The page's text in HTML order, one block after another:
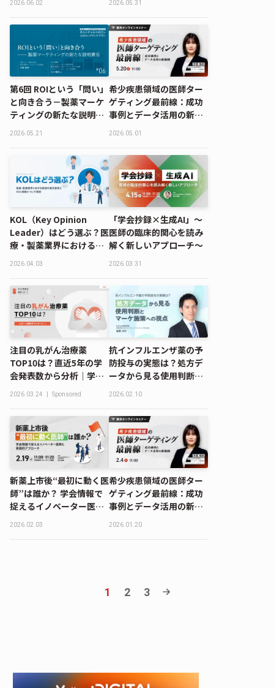
キスポ 2026
2026.06.02
キスポ 2026
2026.05.31
第6回 ROIという「問い」
と向き合う－製薬マーケ
ティングの新たな説明責
任｜製薬マーケ部門担当
ル時代の包括的なブラン
2026.05.21
希少疾患領域の医師ター
ゲティング最前線：成功
事例とデータ活用の新戦
略
2026.05.01
KOL（Key Opinion
Leader）はどう選ぶ？医
療・製薬業界における医
師の選定基準とKOL戦略
2026.04.03
「学会抄録×生成AI」～
医師の臨床的関心を読み
解く新しいアプローチ～
2026.03.31
注目の乳がん治療薬
TOP10は？直近5年の学
会発表数から分析｜学会
情報データベース解析レ
2026.03.24 Sponsored
抗インフルエンザ薬の予
防投与の実態は？処方デ
ータから見る使用判断と
マーケ施策への視点
2026.02.10
新薬上市後“最初に動く医
師”は誰か？ 学会情報で
捉えるイノベーター医師
と実践的アプローチ
2026.02.03
希少疾患領域の医師ター
ゲティング最前線：成功
事例とデータ活用の新戦
略
2026.01.20
1 2 3